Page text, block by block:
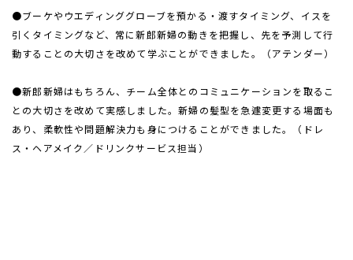
●ブーケやウエディンググローブを預かる・渡すタイミング、イスを
引くタイミングなど、常に新郎新婦の動きを把握し、先を予測して行
動することの大切さを改めて学ぶことができました。（アテンダー）
●新郎新婦はもちろん、チーム全体とのコミュニケーションを取るこ
との大切さを改めて実感しました。新婦の髪型を急遽変更する場面も
あり、柔軟性や問題解決力も身につけることができました。（ドレ
ス・ヘアメイク／ドリンクサービス担当）